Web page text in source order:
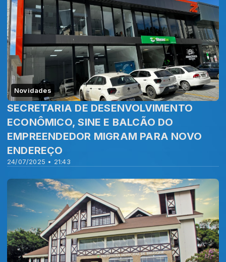
Novidades
24/07/2025 • 21:43
SECRETARIA DE DESENVOLVIMENTO
ECONÔMICO, SINE E BALCÃO DO
EMPREENDEDOR MIGRAM PARA NOVO
ENDEREÇO